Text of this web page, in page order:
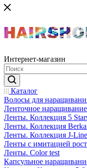
Интернет-магазин
Каталог
Волосы для
Ленточное наращивание
Ленты. Коллекция 5
Ленты. Коллекция
Ленты. Коллекция J-Line
Ленты с имитацией
Ленты. Color test
Капсульное